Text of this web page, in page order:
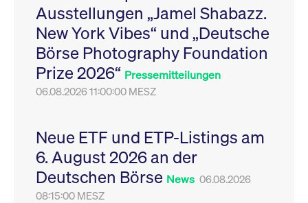
Ausstellungen „Jamel Shabazz.
New York Vibes“ und „Deutsche
Börse Photography Foundation
Prize 2026“ Pressemitteilungen
06.08.2026 11:00:00 MESZ
Neue ETF und ETP-Listings am
6. August 2026 an der
Deutschen Börse News 06.08.2026
08:15:00 MESZ
Leistung der Website
zu messen. Es handelt
sich um ein Muster-
Cookie, bei dem auf
das Präfix _pk_ses
eine kurze Reihe von
VISITOR_PRIVACY_METADATA
YouTube
.youtube.com
6
Monate
Dieses Cookie dient
Speicherung der
Einwilligungs- und
des Nutzers für ihre
Interaktion mit der
Sitzungen geehrt